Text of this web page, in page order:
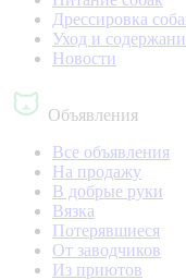
Дрессировка
Уход и
Новости
Объявления
Все объявления
На продажу
В добрые руки
Вязка
Потерявшиеся
От заводчиков
Из приютов